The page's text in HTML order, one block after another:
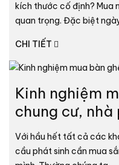
kích thước cố định? Mua
quan trọng. Đặc biệt
CHI TIẾT
Kinh nghiệm
chung cư, nhà
Với hầu hết tất cả các
cầu phát sinh cần mua